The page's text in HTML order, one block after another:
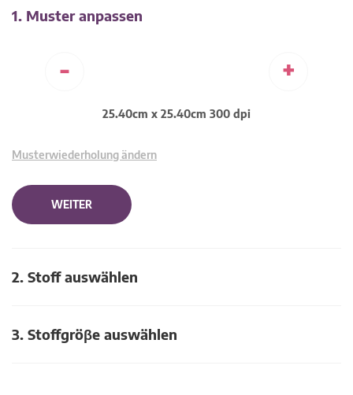
1. Muster anpassen
- +
25.40cm x 25.40cm 300 dpi
Musterwiederholung ändern
WEITER
2. Stoff auswählen
3. Stoffgröβe auswählen